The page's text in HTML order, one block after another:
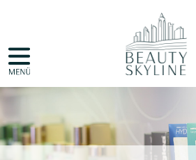
NAVIGATION
VALMONT
MENARD
MEDER